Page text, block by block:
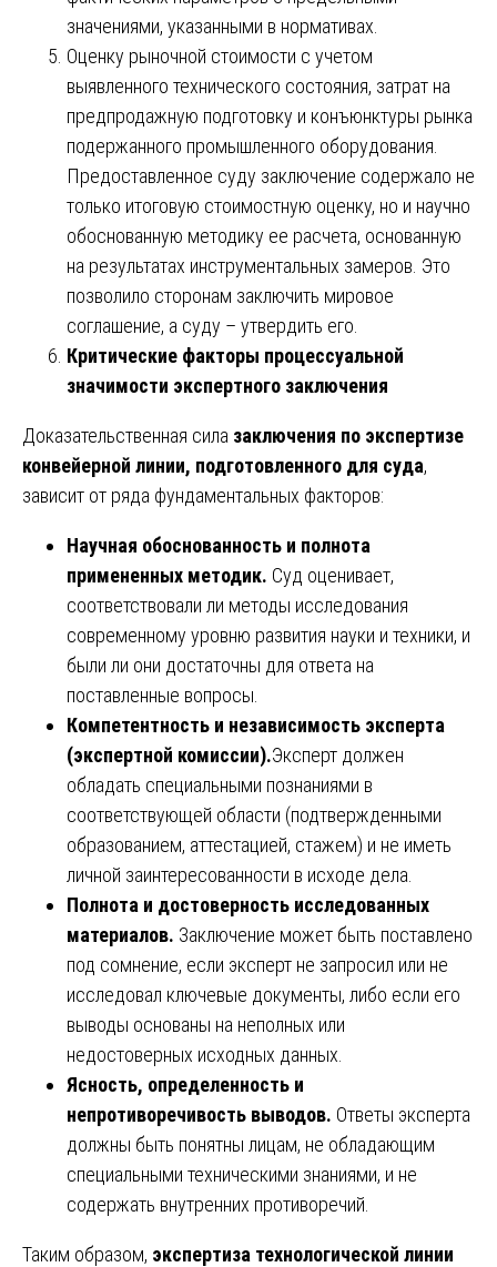
значениями, указанными в нормативах.
Оценку рыночной стоимости с учетом
выявленного технического состояния, затрат на
предпродажную подготовку и конъюнктуры рынка
подержанного промышленного оборудования.
Предоставленное суду заключение содержало не
только итоговую стоимостную оценку, но и научно
обоснованную методику ее расчета, основанную
на результатах инструментальных замеров. Это
позволило сторонам заключить мировое
соглашение, а суду – утвердить его.
Критические факторы процессуальной
значимости экспертного заключения
Доказательственная сила заключения по экспертизе
конвейерной линии, подготовленного для суда,
зависит от ряда фундаментальных факторов:
Научная обоснованность и полнота
примененных методик. Суд оценивает,
соответствовали ли методы исследования
современному уровню развития науки и техники, и
были ли они достаточны для ответа на
поставленные вопросы.
Компетентность и независимость эксперта
(экспертной комиссии).Эксперт должен
обладать специальными познаниями в
соответствующей области (подтвержденными
образованием, аттестацией, стажем) и не иметь
личной заинтересованности в исходе дела.
Полнота и достоверность исследованных
материалов. Заключение может быть поставлено
под сомнение, если эксперт не запросил или не
исследовал ключевые документы, либо если его
выводы основаны на неполных или
недостоверных исходных данных.
Ясность, определенность и
непротиворечивость выводов. Ответы эксперта
должны быть понятны лицам, не обладающим
специальными техническими знаниями, и не
содержать внутренних противоречий.
Таким образом, экспертиза технологической линии